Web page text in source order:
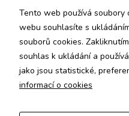
místnosti pro moderní
Úřad
Tento web používá soubory
webu souhlasíte s
souborů cookies.
souhlas k ukládání a
jako jsou statistické,
informací o cookies